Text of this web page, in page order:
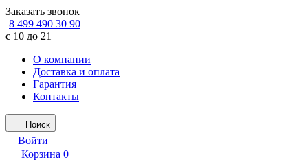
Заказать звонок
8 499 490 30 90
с 10 до 21
О компании
Доставка и оплата
Гарантия
Контакты
Поиск
Войти
Корзина 0